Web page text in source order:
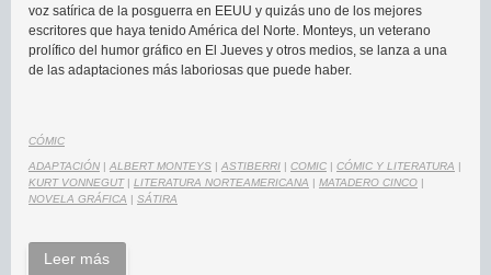
voz satírica de la posguerra en EEUU y quizás uno de los mejores
escritores que haya tenido América del Norte. Monteys, un veterano
prolífico del humor gráfico en El Jueves y otros medios, se lanza a una
de las adaptaciones más laboriosas que puede haber.
CÓMIC
ADAPTACIÓN | ALBERT MONTEYS | ASTIBERRI | COMIC | CÓMIC Y LITERATURA |
KURT VONNEGUT| LITERATURA NORTEAMERICANA | MATADERO CINCO |
NOVELA GRÁFICA | SÁTIRA
Leer más